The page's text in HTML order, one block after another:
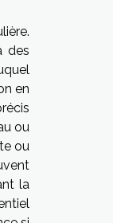
des
en
ou
ou
la